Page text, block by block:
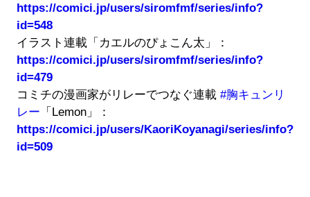
https://comici.jp/users/siromfmf/series/info?
id=548
イラスト連載「カエルのぴょこん太」：
https://comici.jp/users/siromfmf/series/info?
id=479
コミチの漫画家がリレーでつなぐ連載 #胸キュンリ
レー 「Lemon」：
https://comici.jp/users/KaoriKoyanagi/series/info?
id=509